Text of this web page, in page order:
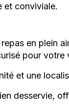
et conviviale.
en plein
pour votre
et une
desservie,